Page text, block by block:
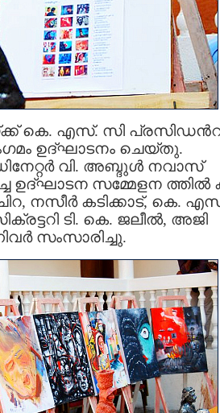
കെ. എസ്. സി
ഉദ്ഘാടനം ചെയ്തു.
വി. അബ്ദുള്‍ നവാസ്
ഉദ്ഘാടന സമ്മേളന ത്തില്‍
നസീര്‍ കടിക്കാട്, കെ.
ടി. കെ. ജലീല്‍, അജി
സംസാരിച്ചു.